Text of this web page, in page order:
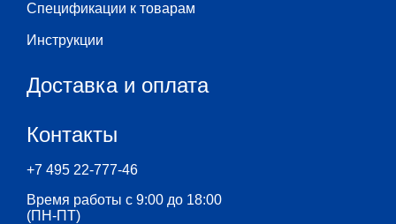
Спецификации к товарам
Инструкции
Доставка и оплата
Контакты
+7 495 22-777-46
Время работы с 9:00 до 18:00
(ПН-ПТ)